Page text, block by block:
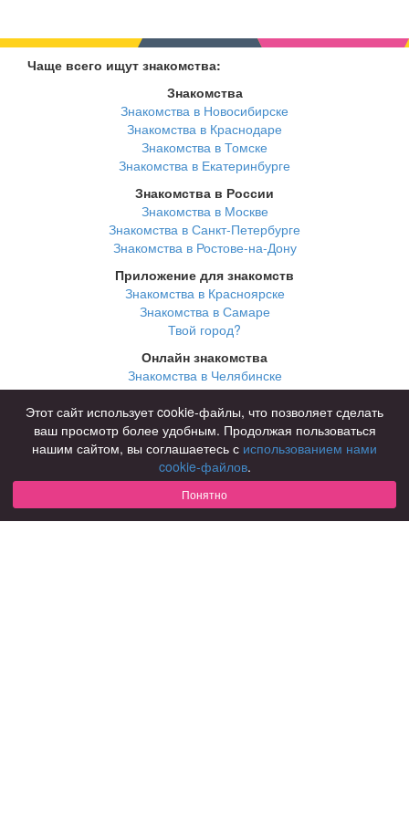
Чаще всего ищут знакомства:
Знакомства
Знакомства в Новосибирске
Знакомства в Краснодаре
Знакомства в Томске
Знакомства в Екатеринбурге
Знакомства в России
Знакомства в Москве
Знакомства в Санкт-Петербурге
Знакомства в Ростове-на-Дону
Приложение для знакомств
Знакомства в Красноярске
Знакомства в Самаре
Твой город?
Онлайн знакомства
Знакомства в Челябинске
Знакомства в Омске
Знакомства в Нижнем Новгороде
Для чего
для брака и создания семьи
для любви и с/о
для дружбы
Этот сайт использует cookie-файлы, что позволяет сделать
ваш просмотр более удобным. Продолжая пользоваться
нашим сайтом, вы соглашаетесь с использованием нами
cookie-файлов.
Понятно